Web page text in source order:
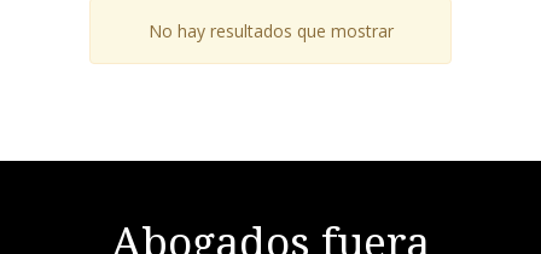
No hay resultados que mostrar
Abogados fuera